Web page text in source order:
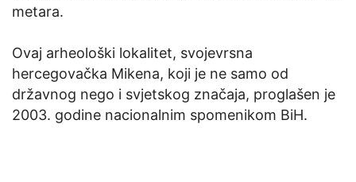
metara.
Ovaj arheološki lokalitet, svojevrsna
hercegovačka Mikena, koji je ne samo od
državnog nego i svjetskog značaja, proglašen je
2003. godine nacionalnim spomenikom BiH.